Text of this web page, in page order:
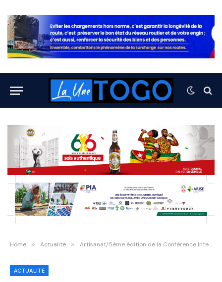
Home » Actualite » Artisanat/5ème édition de la Conférence Internationale de Beauté : L’Ecole OLILOR marque l’évènement
ACTUALITE